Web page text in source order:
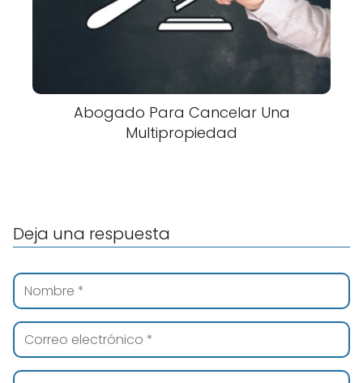
Abogado Para Cancelar Una
Multipropiedad
Deja una respuesta